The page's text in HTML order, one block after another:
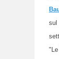
sul